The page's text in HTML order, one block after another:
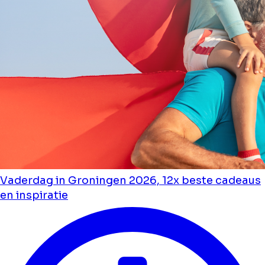
Vaderdag in Groningen 2026, 12x beste cadeaus
en inspiratie